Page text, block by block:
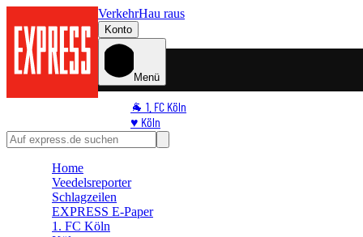
VerkehrHau raus
Konto
Menü
🐐 1. FC Köln
♥️ Köln
⭐ Promi
🛒 Shoppingwelt
Home
Veedelsreporter
Schlagzeilen
EXPRESS E-Paper
1. FC Köln